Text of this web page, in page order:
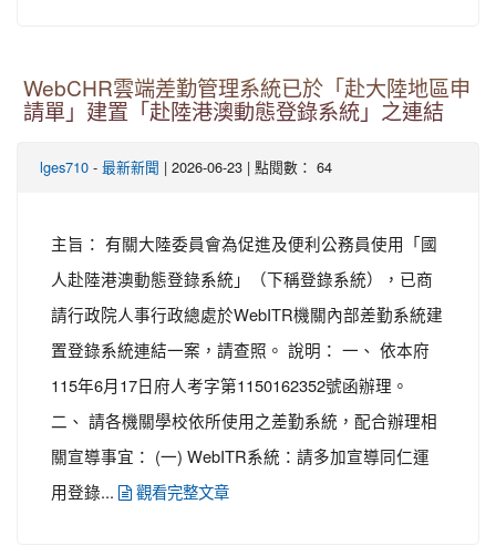
WebCHR雲端差勤管理系統已於「赴大陸地區申
請單」建置「赴陸港澳動態登錄系統」之連結
lges710 - 最新新聞 | 2026-06-23 | 點閱數： 64
主旨： 有關大陸委員會為促進及便利公務員使用「國
人赴陸港澳動態登錄系統」（下稱登錄系統），已商
請行政院人事行政總處於WebITR機關內部差勤系統建
置登錄系統連結一案，請查照。 說明： 一、 依本府
115年6月17日府人考字第1150162352號函辦理。
二、 請各機關學校依所使用之差勤系統，配合辦理相
關宣導事宜： (一) WebITR系統：請多加宣導同仁運
用登錄...
觀看完整文章